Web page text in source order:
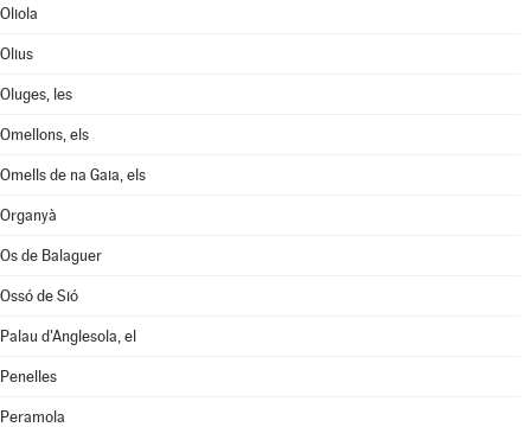
Oliola
Olius
Oluges, les
Omellons, els
Omells de na Gaia, els
Organyà
Os de Balaguer
Ossó de Sió
Palau d'Anglesola, el
Penelles
Peramola